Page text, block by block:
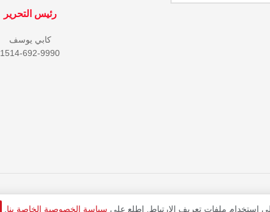
رئيس التحرير
كابي يوسف
1514-692-9990
استخدام ملفات تعريف الارتباط. اطلع على سياسة الخصوصية الخاصة بنا